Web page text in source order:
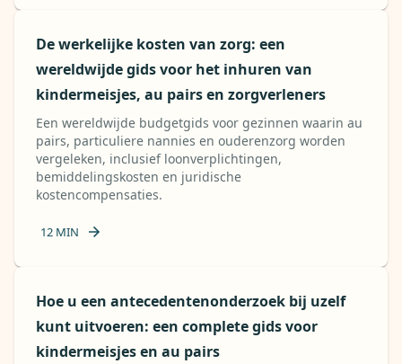
De werkelijke kosten van zorg: een
wereldwijde gids voor het inhuren van
kindermeisjes, au pairs en zorgverleners
Een wereldwijde budgetgids voor gezinnen waarin au
pairs, particuliere nannies en ouderenzorg worden
vergeleken, inclusief loonverplichtingen,
bemiddelingskosten en juridische
kostencompensaties.
12 MIN
Hoe u een antecedentenonderzoek bij uzelf
kunt uitvoeren: een complete gids voor
kindermeisjes en au pairs